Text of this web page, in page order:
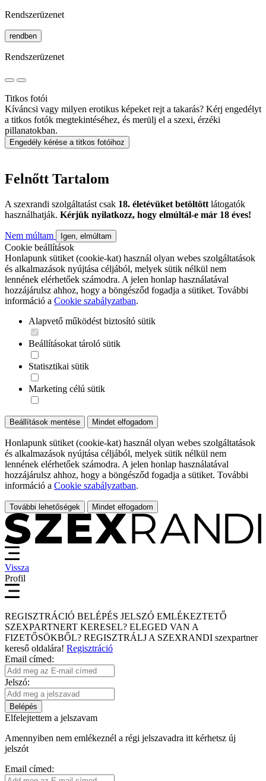
Rendszerüzenet
rendben
Rendszerüzenet
Titkos fotói
Kíváncsi vagy milyen erotikus képeket rejt a takarás? Kérj engedélyt
a titkos fotók megtekintéséhez, és merülj el a szexi, érzéki
pillanatokban.
Engedély kérése a titkos fotóihoz
Felnőtt Tartalom
A szexrandi szolgáltatást csak 18. életévüket betöltött látogatók
használhatják. Kérjük nyilatkozz, hogy elmúltál-e már 18 éves!
Nem múltam Igen, elmúltam
Cookie beállítások
Honlapunk sütiket (cookie-kat) használ olyan webes szolgáltatások
és alkalmazások nyújtása céljából, melyek sütik nélkül nem
lennének elérhetőek számodra. A jelen honlap használatával
hozzájárulsz ahhoz, hogy a böngésződ fogadja a sütiket. További
információ a Cookie szabályzatban.
Alapvető működést biztosító sütik
Beállításokat tároló sütik
Statisztikai sütik
Marketing célú sütik
Beállítások mentése Mindet elfogadom
Honlapunk sütiket (cookie-kat) használ olyan webes szolgáltatások
és alkalmazások nyújtása céljából, melyek sütik nélkül nem
lennének elérhetőek számodra. A jelen honlap használatával
hozzájárulsz ahhoz, hogy a böngésződ fogadja a sütiket. További
információ a Cookie szabályzatban.
További lehetőségek Mindet elfogadom
Vissza
Profil
REGISZTRÁCIÓ BELÉPÉS JELSZÓ EMLÉKEZTETŐ
SZEXPARTNERT KERESEL? ELEGED VAN A
FIZETŐSÖKBŐL? REGISZTRÁLJ A SZEXRANDI szexpartner
kereső oldalára! Regisztráció
Email címed:
Jelszó:
Belépés
Elfelejtettem a jelszavam
Amennyiben nem emlékeznél a régi jelszavadra itt kérhetsz új
jelszót
Email címed: